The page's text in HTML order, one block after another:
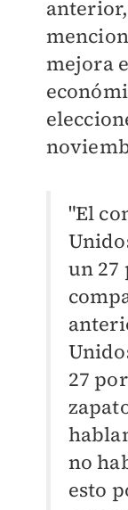
mejora
"El
un 27
27
no
esto